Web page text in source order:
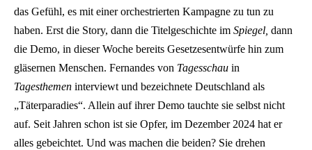
das Gefühl, es mit einer orchestrierten Kampagne zu tun zu
haben. Erst die Story, dann die Titelgeschichte im Spiegel, dann
die Demo, in dieser Woche bereits Gesetzesentwürfe hin zum
gläsernen Menschen. Fernandes von Tagesschau in
Tagesthemen interviewt und bezeichnete Deutschland als
„Täterparadies“. Allein auf ihrer Demo tauchte sie selbst nicht
auf. Seit Jahren schon ist sie Opfer, im Dezember 2024 hat er
alles gebeichtet. Und was machen die beiden? Sie drehen